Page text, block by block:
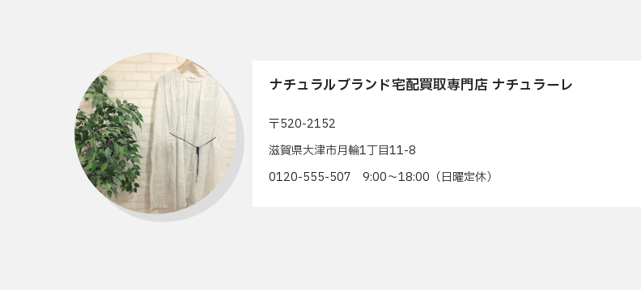
ナチュラルブランド宅配買取専門店 ナチュラーレ
〒520-2152
滋賀県大津市月輪1丁目11-8
0120-555-507 9:00〜18:00（日曜定休）